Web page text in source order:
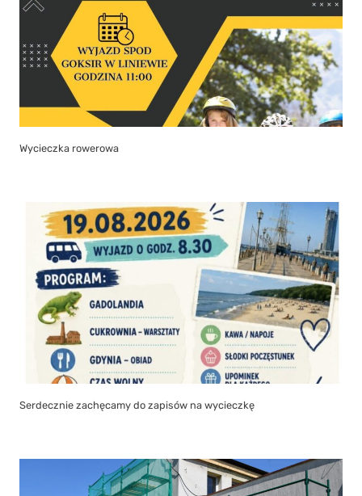
Wycieczka rowerowa
Serdecznie zachęcamy do zapisów na wycieczkę